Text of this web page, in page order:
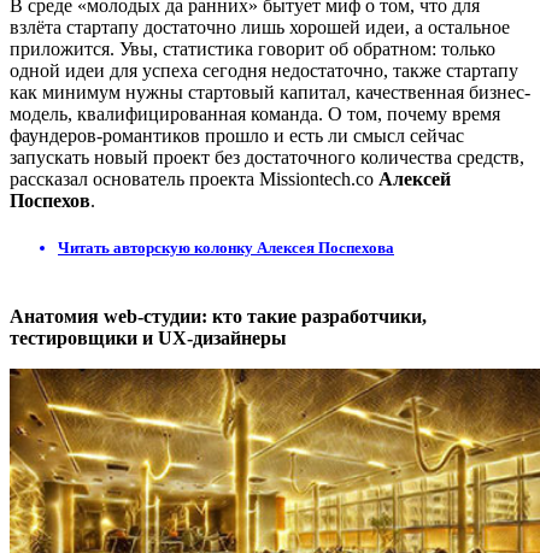
В среде «молодых да ранних» бытует миф о том, что для
взлёта стартапу достаточно лишь хорошей идеи, а остальное
приложится. Увы, статистика говорит об обратном: только
одной идеи для успеха сегодня недостаточно, также стартапу
как минимум нужны стартовый капитал, качественная бизнес-
модель, квалифицированная команда. О том, почему время
фаундеров-романтиков прошло и есть ли смысл сейчас
запускать новый проект без достаточного количества средств,
рассказал основатель проекта Missiontech.co Алексей
Поспехов.
Читать авторскую колонку Алексея Поспехова
Анатомия web-студии: кто такие разработчики,
тестировщики и UX-дизайнеры